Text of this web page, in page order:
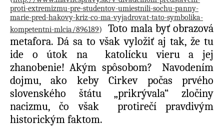
proti-extremizmu-pre-studentov-umiestnili-sochu-panny-
marie-pred-hakovy-kriz-co-ma-vyjadrovat-tato-symbolika-
kompetentni-mlcia/896189)
Toto mala byť obrazová
metafora. Dá sa to však vyložiť aj tak, že tu
ide o útok na katolícku vieru a jej
zhanobenie! Akým spôsobom? Navodením
dojmu, ako keby Cirkev počas prvého
slovenského štátu „prikrývala“ zločiny
nacizmu, čo však protirečí pravdivým
historickým faktom.